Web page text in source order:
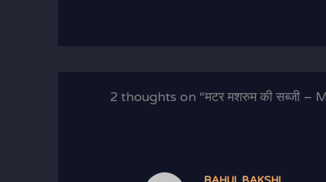
2 thoughts on “मटर मशरुम की सब्जी –